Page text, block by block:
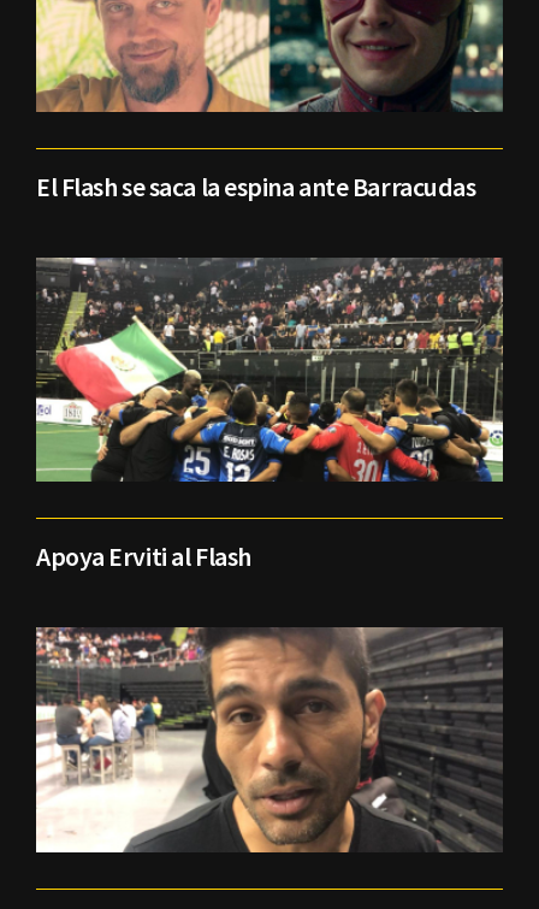
El Flash se saca la espina ante Barracudas
Apoya Erviti al Flash